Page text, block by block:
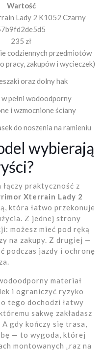
Wartość
Lady 2 K1052 Czarny
235 zł
codziennych przedmiotów
pracy, zakupów i wycieczek)
oraz dolny hak
pełni wodoodporny
i wzmocnione ściany
do noszenia na ramieniu
wybierają
łączy praktyczność z
Xterrain Lady 2
która łatwo przekonuje
Z jednej strony
możesz mieć pod ręką
na zakupy. Z drugiej —
podczas jazdy i ochronę
materiał
i ograniczyć ryzyko
tego dochodzi łatwy
sakwę zakładasz
gdy kończy się trasa,
— to wygoda, której
montowanych „raz na